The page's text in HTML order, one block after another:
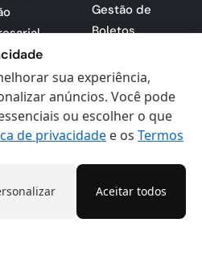
para
de
de
Gestão de
Boletos
sua experiência,
anúncios. Você pode
ou escolher o que
de privacidade e os Termos
Aceitar todos